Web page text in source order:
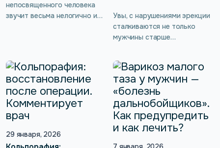
непосвященного человека
звучит весьма нелогично и
признано официальной
медициной, которая
использует для него такое
определение, как
вульводиния. В статье
рассказываем, о какой
депрессии идёт речь и как
она проявляется.
Увы, с нарушениями эрекции
сталкиваются не только
мужчины старше
мужская беда может
нагрянуть даже к
относительно молодому
человеку. Если ослаблены
мышцы тазового дна,
импотенция проявляется так
или иначе, и здесь без
профессиональных советов
врача и правильного лечения
29 января, 2026